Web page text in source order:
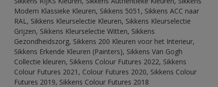
Modern Klassieke Kleuren, Sikkens 5051, Sikkens ACC naar
RAL, Sikkens Kleurselectie Kleuren, Sikkens Kleurselectie
Grijzen, Sikkens Kleurselectie Witten, Sikkens
Gezondheidszorg, Sikkens 200 Kleuren voor het Interieur,
Sikkens Erkende Kleuren (Painters), Sikkens Van Gogh
Collectie kleuren, Sikkens Colour Futures 2022, Sikkens
Colour Futures 2021, Colour Futures 2020, Sikkens Colour
Futures 2019, Sikkens Colour Futures 2018